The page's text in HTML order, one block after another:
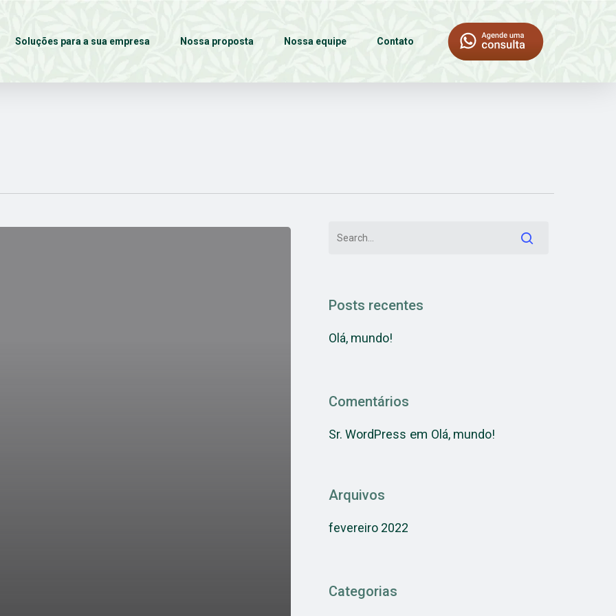
Soluções para a sua empresa Nossa proposta Nossa equipe Contato
Posts recentes
Olá, mundo!
Comentários
Sr. WordPress em Olá, mundo!
Arquivos
fevereiro 2022
Categorias